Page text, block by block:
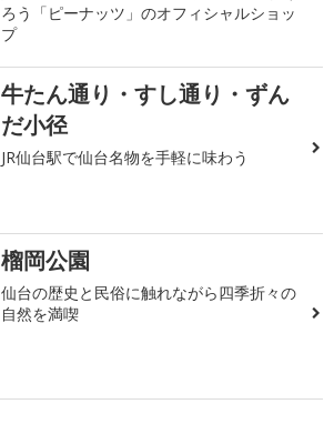
ろう「ピーナッツ」のオフィシャルショッ
プ
牛たん通り・すし通り・ずん
だ小径
JR仙台駅で仙台名物を手軽に味わう
榴岡公園
仙台の歴史と民俗に触れながら四季折々の
自然を満喫